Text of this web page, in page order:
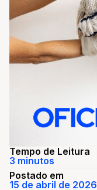
Tempo de Leitura
3 minutos
Postado em
15 de abril de 2026